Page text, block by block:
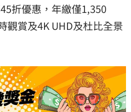
折優惠，年繳僅1,350
觀賞及4K UHD及杜比全景